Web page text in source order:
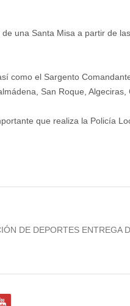
una Santa Misa a partir de
como el Sargento
San Roque, Algeciras,
que realiza la Policía
DE DEPORTES ENTREGA
youtube